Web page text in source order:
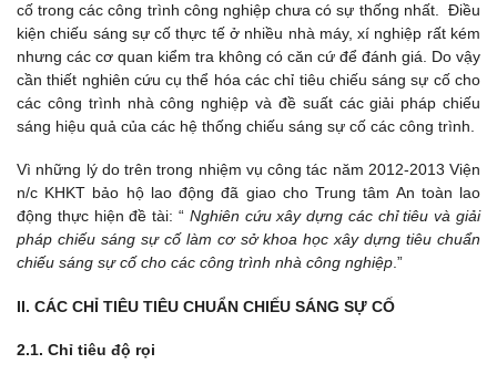
cố trong các công trình công nghiệp chưa có sự thống nhất. Điều
kiện chiếu sáng sự cố thực tế ở nhiều nhà máy, xí nghiệp rất kém
nhưng các cơ quan kiểm tra không có căn cứ để đánh giá. Do vậy
cần thiết nghiên cứu cụ thể hóa các chỉ tiêu chiếu sáng sự cố cho
các công trình nhà công nghiệp và đề suất các giải pháp chiếu
sáng hiệu quả của các hệ thống chiếu sáng sự cố các công trình.
Vì những lý do trên trong nhiệm vụ công tác năm 2012-2013 Viện
n/c KHKT bảo hộ lao động đã giao cho Trung tâm An toàn lao
động thực hiện đề tài: “ Nghiên cứu xây dựng các chỉ tiêu và giải
pháp chiếu sáng sự cố làm cơ sở khoa học xây dựng tiêu chuẩn
chiếu sáng sự cố cho các công trình nhà công nghiệp.”
II. CÁC CHỈ TIÊU TIÊU CHUẨN CHIẾU SÁNG SỰ CỐ
2.1. Chỉ tiêu độ rọi